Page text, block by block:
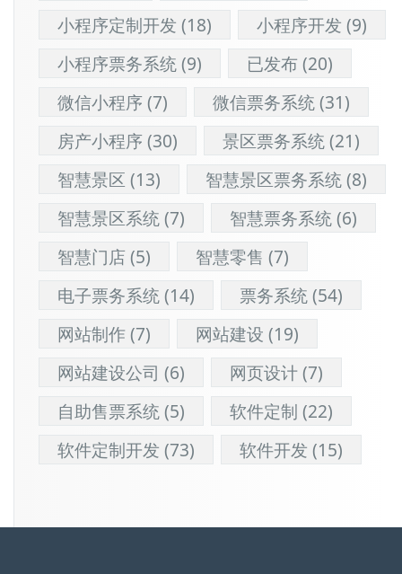
小程序定制开发 (18) 小程序开发 (9)
小程序票务系统(9) 已发布(20)
微信小程序(7) 微信票务系统(31)
房产小程序(30) 景区票务系统(21)
智慧景区(13) 智慧景区票务系统(8)
智慧景区系统(7) 智慧票务系统(6)
智慧门店(5) 智慧零售 (7)
电子票务系统(14) 票务系统(54)
网站制作(7) 网站建设 (19)
网站建设公司 (6) 网页设计(7)
自助售票系统(5) 软件定制 (22)
软件定制开发 (73) 软件开发 (15)